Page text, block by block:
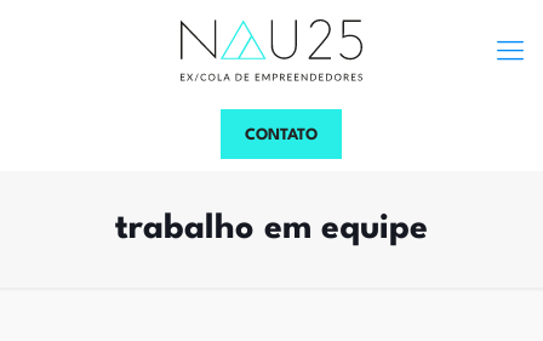
CONTATO
trabalho em equipe